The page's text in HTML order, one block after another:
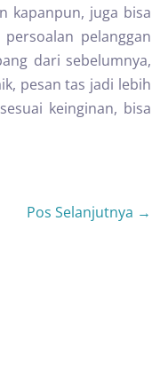
kapanpun, juga bisa
pelanggan
dari sebelumnya,
pesan tas jadi lebih
keinginan, bisa
Pos Selanjutnya →